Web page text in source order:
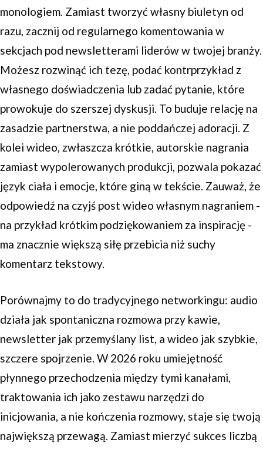
monologiem. Zamiast tworzyć własny biuletyn od
razu, zacznij od regularnego komentowania w
sekcjach pod newsletterami liderów w twojej branży.
Możesz rozwinąć ich tezę, podać kontrprzykład z
własnego doświadczenia lub zadać pytanie, które
prowokuje do szerszej dyskusji. To buduje relację na
zasadzie partnerstwa, a nie poddańczej adoracji. Z
kolei wideo, zwłaszcza krótkie, autorskie nagrania
zamiast wypolerowanych produkcji, pozwala pokazać
język ciała i emocje, które giną w tekście. Zauważ, że
odpowiedź na czyjś post wideo własnym nagraniem -
na przykład krótkim podziękowaniem za inspirację -
ma znacznie większą siłę przebicia niż suchy
komentarz tekstowy.
Porównajmy to do tradycyjnego networkingu: audio
działa jak spontaniczna rozmowa przy kawie,
newsletter jak przemyślany list, a wideo jak szybkie,
szczere spojrzenie. W 2026 roku umiejętność
płynnego przechodzenia między tymi kanałami,
traktowania ich jako zestawu narzędzi do
inicjowania, a nie kończenia rozmowy, staje się twoją
największą przewagą. Zamiast mierzyć sukces liczbą